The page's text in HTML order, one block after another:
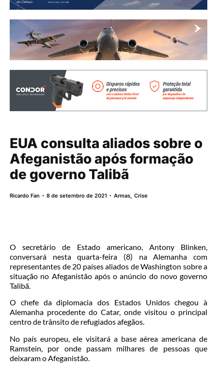
EUA consulta aliados sobre o
Afeganistão após formação
de governo Talibã
Ricardo Fan 8 de setembro de 2021 Armas,Crise
O secretário de Estado americano, Antony Blinken,
conversará nesta quarta-feira (8) na Alemanha com
representantes de 20 países aliados de Washington sobre a
situação no Afeganistão após o anúncio do novo governo
Talibã.
O chefe da diplomacia dos Estados Unidos chegou à
Alemanha procedente do Catar, onde visitou o principal
centro de trânsito de refugiados afegãos.
No país europeu, ele visitará a base aérea americana de
Ramstein, por onde passam milhares de pessoas que
deixaram o Afeganistão.